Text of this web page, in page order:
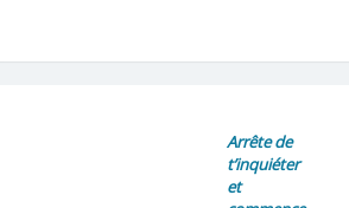
Arrête de
t’inquiéter
et